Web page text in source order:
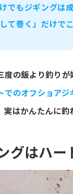
でもジギングは
て巻く」だけで
の飯より釣りが
でのオフショアジ
はかんたんに
グはハ